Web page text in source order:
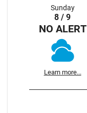
Sunday
8 / 9
NO ALERT
Learn more...